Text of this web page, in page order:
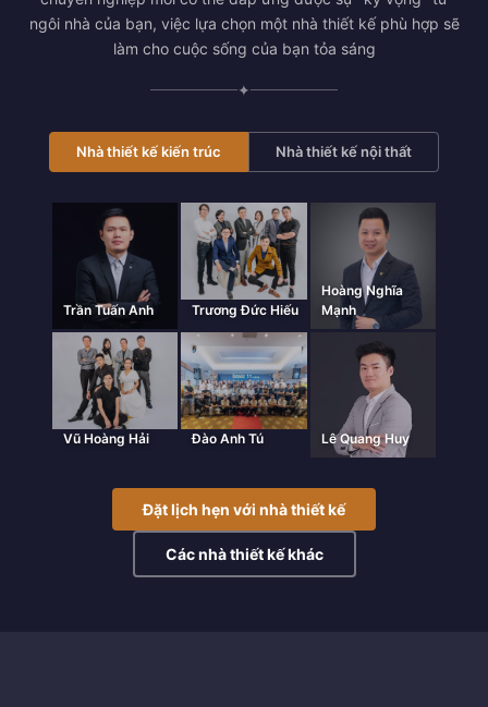
ngôi nhà của bạn, việc lựa chọn một nhà thiết kế phù hợp sẽ
làm cho cuộc sống của bạn tỏa sáng
✦
Nhà thiết kế kiến trúc Nhà thiết kế nội thất
Trần Tuấn Anh Trương Đức Hiếu
Hoàng Nghĩa
Mạnh
Vũ Hoàng Hải Đào Anh Tú Lê Quang Huy
Đặt lịch hẹn với nhà thiết kế
Các nhà thiết kế khác